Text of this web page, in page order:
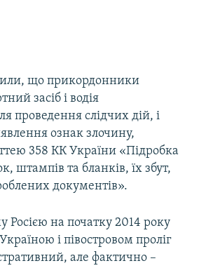
що прикордонники
засіб і водія
проведення слідчих дій, і
ознак злочину,
358 КК України «Підробка
штампів та бланків, їх збут,
документів».
Росією на початку 2014 року
і півостровом проліг
але фактично –